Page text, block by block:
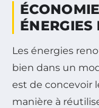
Les énergies
bien dans un
est de concevoir
manière à